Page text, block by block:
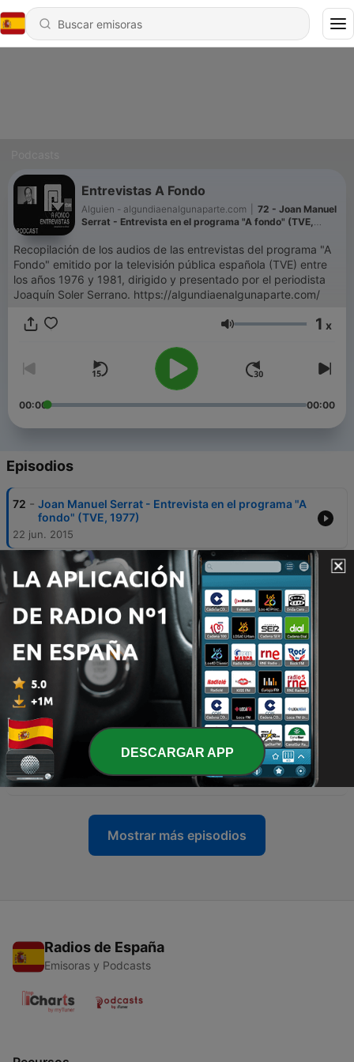
Entrevistas A Fondo
Alguien - algundiaenalgunaparte.com
72 - Joan Manuel
Serrat - Entrevista en el programa "A fondo" (TVE,
Recopilación de los audios de las entrevistas del programa "A
Fondo" emitido por la televisión pública española (TVE) entre
los años 1976 y 1981, dirigido y presentado por el periodista
Joaquín Soler Serrano. https://algundiaenalgunaparte.com/
Volumen 1 x
00:00 00:00
Episodios
72 - Joan Manuel Serrat - Entrevista en el programa "A
fondo" (TVE, 1977)
22 jun. 2015
Juan Carlos Onetti - Entrevista en el programa 'A
fondo' (TVE, 1976)
70 - Ramón J. Sender - Entrevista en el programa "A
fondo" (TVE, 1976)
08 jun. 2015
69 - Jorge Luis Borges - Entrevista en el programa "A
fondo" (TVE, 1976)
01 jun. 2015
68 - Miguel Delibes - Entrevista en el programa "A
fondo" (TVE, 1976)
25 mayo 2015
Mostrar más episodios
Radios de España
Emisoras y Podcasts
DESCARGAR APP